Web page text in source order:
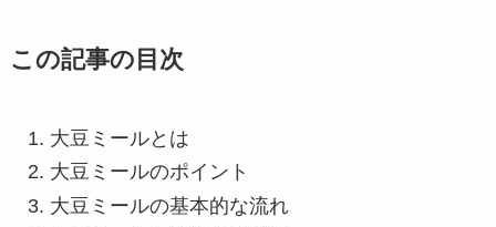
この記事の目次
大豆ミールとは
大豆ミールのポイント
大豆ミールの基本的な流れ